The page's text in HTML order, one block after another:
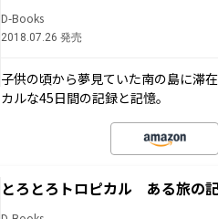
D-Books
2018.07.26 発売
子供の頃から夢見ていた南の島に滞
カルな45日間の記録と記憶。
とろとろトロピカル ある旅の